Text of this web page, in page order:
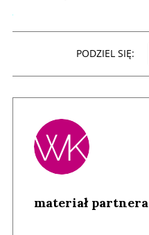
PODZIEL SIĘ:
materiał partnera